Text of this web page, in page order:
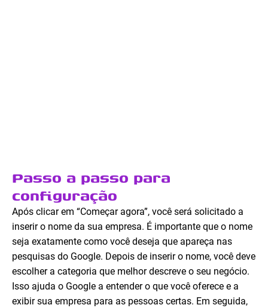
Passo a passo para
configuração
Após clicar em “Começar agora”, você será solicitado a
inserir o nome da sua empresa. É importante que o nome
seja exatamente como você deseja que apareça nas
pesquisas do Google. Depois de inserir o nome, você deve
escolher a categoria que melhor descreve o seu negócio.
Isso ajuda o Google a entender o que você oferece e a
exibir sua empresa para as pessoas certas. Em seguida,